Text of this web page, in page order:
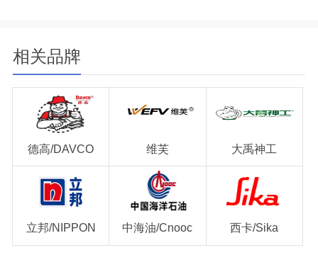
相关品牌
德高/DAVCO 维芙 大禹神工
立邦/NIPPON 中海油/Cnooc 西卡/Sika